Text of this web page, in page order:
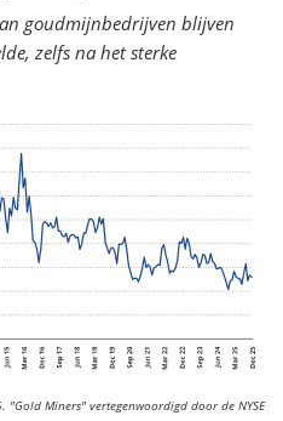
goudmijnbedrijven blijven
zelfs na het sterke
"Gold Miners" vertegenwoordigd door de NYSE